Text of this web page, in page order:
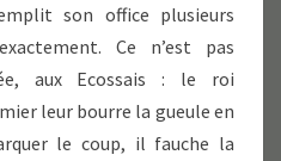
son office plusieurs
Ce n’est pas
aux Ecossais : le roi
leur bourre la gueule en
le coup, il fauche la